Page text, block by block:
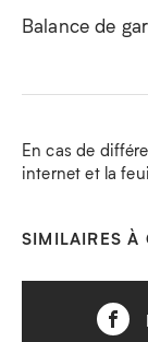
Balance de
En cas de
internet et la
SIMILAIRES À